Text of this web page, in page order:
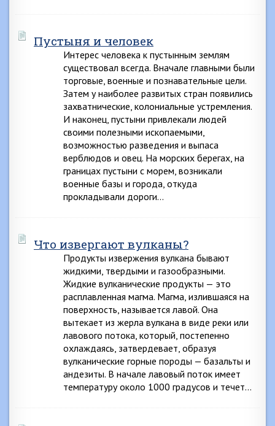
Пустыня и человек
Интерес человека к пустынным землям
существовал всегда. Вначале главными были
торговые, военные и познавательные цели.
Затем у наиболее развитых стран появились
захватнические, колониальные устремления.
И наконец, пустыни привлекали людей
своими полезными ископаемыми,
возможностью разведения и выпаса
верблюдов и овец. На морских берегах, на
границах пустыни с морем, возникали
военные базы и города, откуда
прокладывали дороги…
Что извергают вулканы?
Продукты извержения вулкана бывают
жидкими, твердыми и газообразными.
Жидкие вулканические продукты — это
расплавленная магма. Магма, излившаяся на
поверхность, называется лавой. Она
вытекает из жерла вулкана в виде реки или
лавового потока, который, постепенно
охлаждаясь, затвердевает, образуя
вулканические горные породы — базальты и
андезиты. В начале лавовый поток имеет
температуру около 1000 градусов и течет…